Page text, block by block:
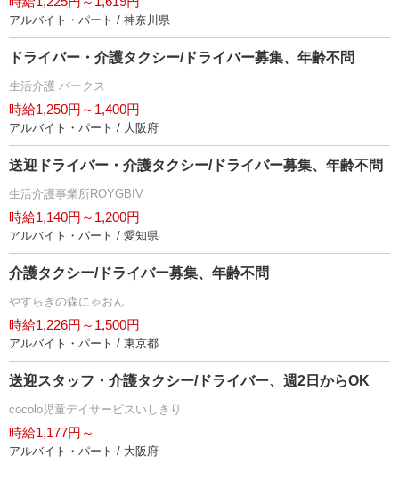
アルバイト・パート / 神奈川県
ドライバー・介護タクシー/ドライバー募集、年齢不問
生活介護 パークス
時給1,250円～1,400円
アルバイト・パート / 大阪府
送迎ドライバー・介護タクシー/ドライバー募集、年齢不問
生活介護事業所ROYGBIV
時給1,140円～1,200円
アルバイト・パート / 愛知県
介護タクシー/ドライバー募集、年齢不問
すらぎの森にゃおん
時給1,226円～1,500円
アルバイト・パート / 東京都
送迎スタッフ・介護タクシー/ドライバー、週2日からOK
cocolo児童デイサービスいしきり
時給1,177円～
アルバイト・パート / 大阪府